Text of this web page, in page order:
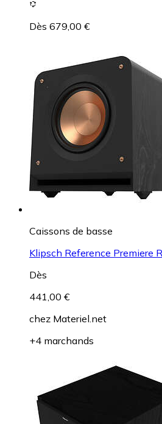
Dès 679,00 €
Caissons de basse
Klipsch Reference Premiere
Dès
441,00 €
chez Materiel.net
+4 marchands